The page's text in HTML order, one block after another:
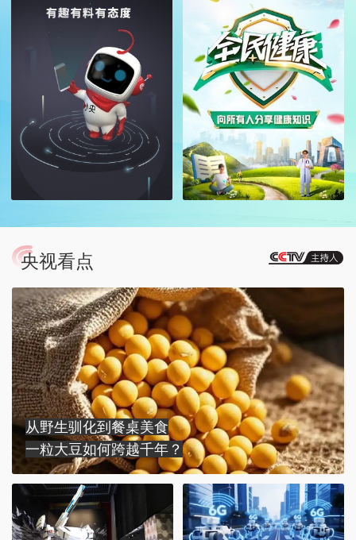
央视看点
从野生驯化到餐桌美食
一粒大豆如何跨越千年？